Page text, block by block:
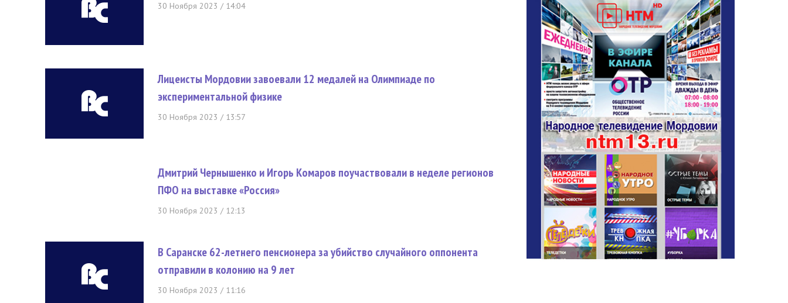
30 Ноября 2023 / 14:04
Лицеисты Мордовии завоевали 12 медалей на Олимпиаде по
экспериментальной физике
30 Ноября 2023 / 13:57
Дмитрий Чернышенко и Игорь Комаров поучаствовали в неделе регионов
ПФО на выставке «Россия»
30 Ноября 2023 / 12:13
В Саранске 62-летнего пенсионера за убийство случайного оппонента
отправили в колонию на 9 лет
30 Ноября 2023 / 11:16